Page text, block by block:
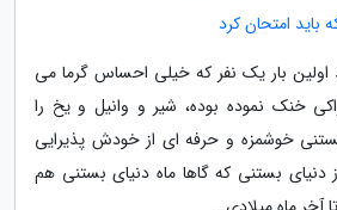
باید امتحان کرد
اولین بار یک نفر که خیلی احساس گرما می
خنک نموده بوده، شیر و وانیل و یخ را
خوشمزه و حرفه ای از خودش پذیرایی
دنیای بستنی که گاها ماه دنیای بستنی هم